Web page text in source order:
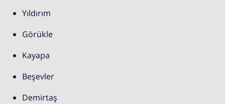
Yıldırım
Görükle
Kayapa
Beşevler
Demirtaş